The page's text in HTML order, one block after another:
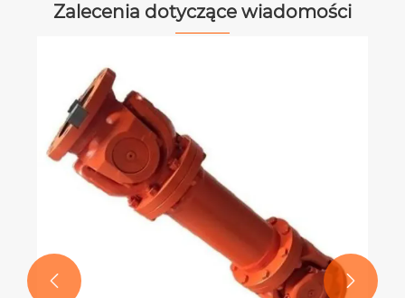
Zalecenia dotyczące wiadomości
W jaki sposób sprzęgła uniwersalne
poprawiają przenoszenie mocy w
sprzęcie rolniczym?
Zobacz więcej >>
 